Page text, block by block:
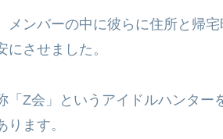
メンバーの中に彼らに住所と帰
させました。
「Z会」というアイドルハンター
ります。